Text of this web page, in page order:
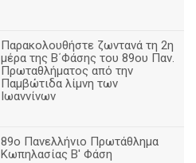
Παρακολουθήστε ζωντανά τη 2η
μέρα της Β΄Φάσης του 89ου Παν.
Πρωταθλήματος από την
Παμβώτιδα λίμνη των
Ιωαννίνων
89o Πανελλήνιο Πρωτάθλημα
Κωπηλασίας Β' Φάση